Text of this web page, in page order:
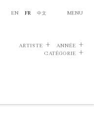
EN FR 中文 MENU
ARTISTE
ANNÉE
CATÉGORIE